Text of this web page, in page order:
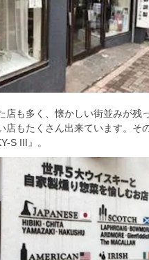
店も多く、懐かしい街並みが残
店もたくさん出来ています。そ
S III』。